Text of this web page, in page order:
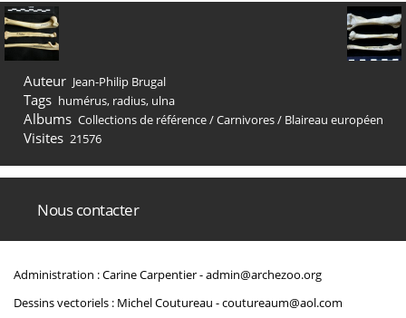
Auteur Jean-Philip Brugal
Tags humérus, radius, ulna
Albums Collections de référence/Carnivores/ Blaireau européen
Visites 21576
Nous contacter
Administration : Carine Carpentier -admin@archezoo.org
Dessins vectoriels : Michel Coutureau -coutureaum@aol.com